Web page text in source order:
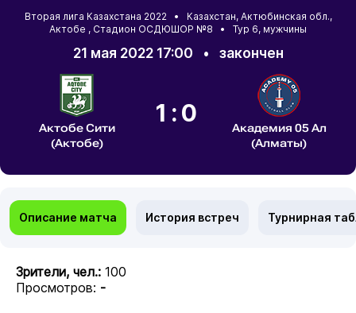
Вторая лига Казахстана 2022 • Казахстан, Актюбинская обл.,
Актобе , Стадион ОСДЮШОР №8 • Тур 6, мужчины
21 мая 2022 17:00 • закончен
Актобе Сити
(Актобе)
1:0
Академия 05 Ал
(Алматы)
Описание матча История встреч Турнирная
Зрители, чел.: 100
Просмотров: -